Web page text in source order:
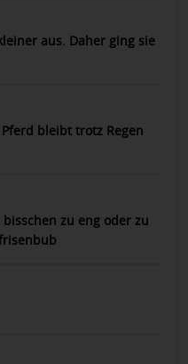
aus. Daher ging sie
bleibt trotz Regen
zu eng oder zu